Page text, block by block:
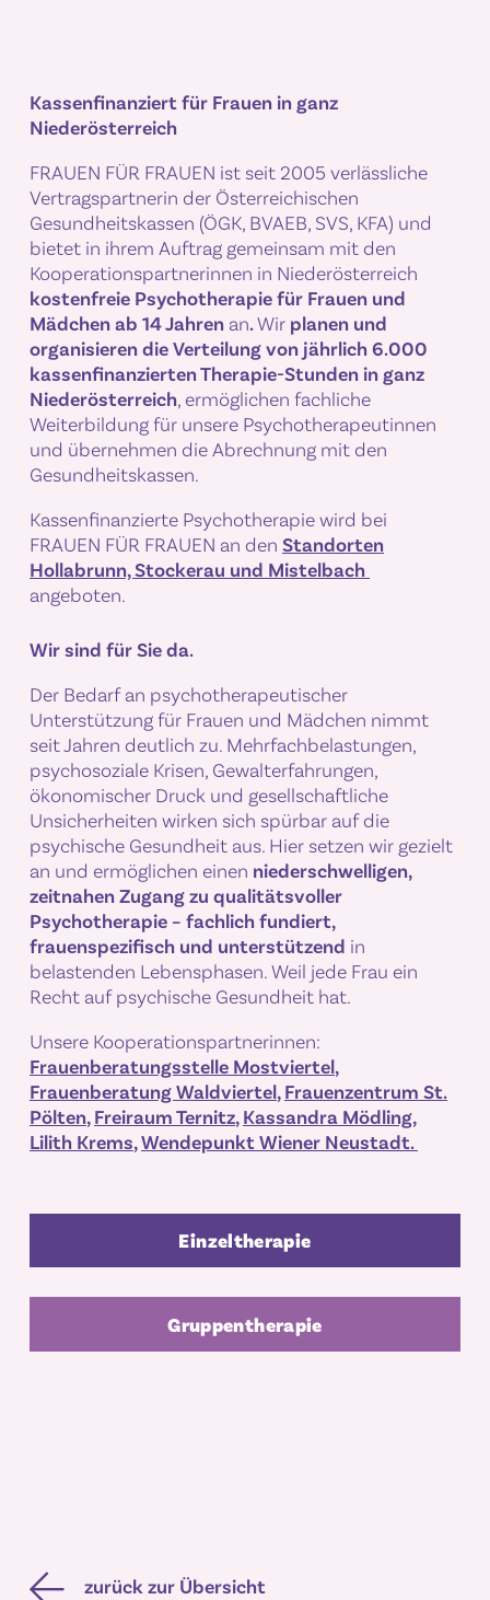
Kassenfinanziert für Frauen in ganz
Niederösterreich
FRAUEN FÜR FRAUEN ist seit 2005 verlässliche
Vertragspartnerin der Österreichischen
Gesundheitskassen (ÖGK, BVAEB, SVS, KFA) und
bietet in ihrem Auftrag gemeinsam mit den
Kooperationspartnerinnen in Niederösterreich
kostenfreie Psychotherapie für Frauen und
Mädchen ab 14 Jahren an.Wir planen und
organisieren die Verteilung von jährlich 6.000
kassenfinanzierten Therapie-Stunden in ganz
Niederösterreich, ermöglichen fachliche
Weiterbildung für unsere Psychotherapeutinnen
und übernehmen die Abrechnung mit den
Gesundheitskassen.
Kassenfinanzierte Psychotherapie wird bei
FRAUEN FÜR FRAUEN an den Standorten
Hollabrunn, Stockerau und Mistelbach
angeboten.
Wir sind für Sie da.
Der Bedarf an psychotherapeutischer
Unterstützung für Frauen und Mädchen nimmt
seit Jahren deutlich zu. Mehrfachbelastungen,
psychosoziale Krisen, Gewalt­erfahrungen,
ökonomischer Druck und gesellschaftliche
Unsicherheiten wirken sich spürbar auf die
psychische Gesundheit aus. Hier setzen wir gezielt
an und ermöglichen einen niederschwelligen,
zeitnahen Zugang zu qualitätsvoller
Psychotherapie – fachlich fundiert,
frauenspezifisch und unterstützend in
belastenden Lebensphasen. Weil jede Frau ein
Recht auf psychische Gesundheit hat.
Unsere Kooperationspartnerinnen:
Frauenberatungsstelle Mostviertel,
Frauenberatung Waldviertel,Frauenzentrum St.
Pölten,Freiraum Ternitz,Kassandra Mödling,
Lilith Krems,Wendepunkt Wiener Neustadt.
Einzeltherapie
Gruppentherapie
zurück zur Übersicht